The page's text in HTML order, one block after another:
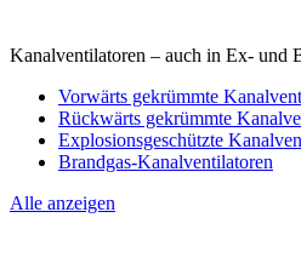
Kanalventilatoren – auch in Ex- und
Vorwärts gekrümmte
Rückwärts gekrümmte
Explosionsgeschützte
Brandgas-Kanalventilatoren
Alle anzeigen